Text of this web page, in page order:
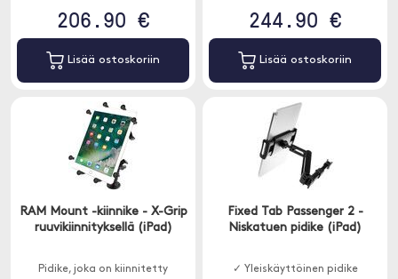
206.90 €
Lisää ostoskoriin
244.90 €
Lisää ostoskoriin
RAM Mount -kiinnike - X-Grip
ruuvikiinnityksellä (iPad)
Pidike, joka on kiinnitetty
Fixed Tab Passenger 2 -
Niskatuen pidike (iPad)
✓ Yleiskäyttöinen pidike